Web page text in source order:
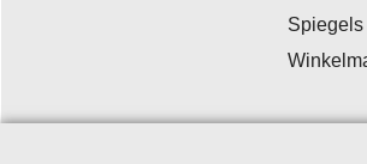
Spiegels
Winkelmateriaal -